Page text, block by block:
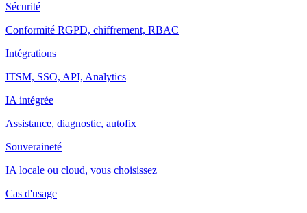
Sécurité
Conformité RGPD, chiffrement, RBAC
Intégrations
ITSM, SSO, API, Analytics
IA intégrée
Assistance, diagnostic, autofix
Souveraineté
IA locale ou cloud, vous choisissez
Cas d'usage